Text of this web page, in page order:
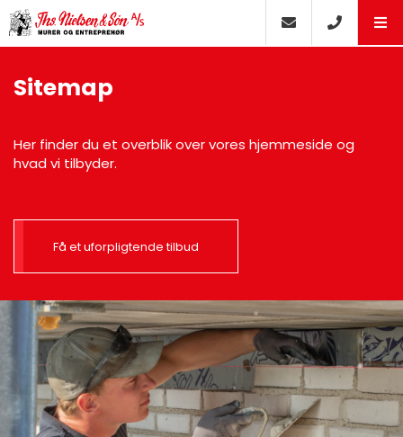
Sitemap
Her finder du et overblik over vores hjemmeside og
hvad vi tilbyder.
Få et uforpligtende tilbud